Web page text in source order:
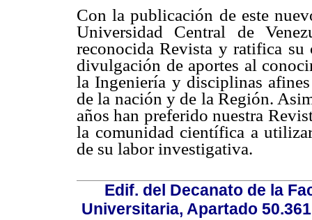
Con la publicación de este
Universidad Central de
reconocida Revista y ratifica
divulgación de aportes al
la Ingeniería y disciplinas
de la nación y de la Región.
años han preferido nuestra
la comunidad científica a
de su labor investigativa.
Edif. del Decanato de la
Universitaria, Apartado